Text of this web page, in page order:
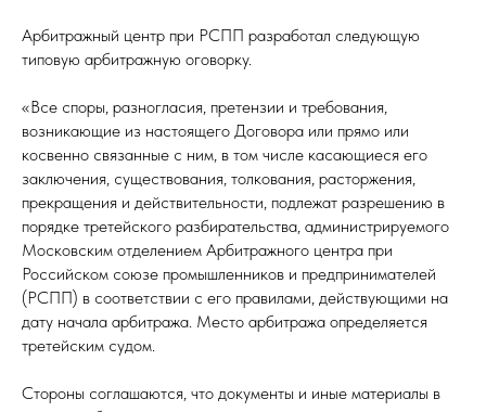
Арбитражный центр при РСПП разработал следующую
типовую арбитражную оговорку.
«Все споры, разногласия, претензии и требования,
возникающие из настоящего Договора или прямо или
косвенно связанные с ним, в том числе касающиеся его
заключения, существования, толкования, расторжения,
прекращения и действительности, подлежат разрешению в
порядке третейского разбирательства, администрируемого
Московским отделением Арбитражного центра при
Российском союзе промышленников и предпринимателей
(РСПП) в соответствии с его правилами, действующими на
дату начала арбитража. Место арбитража определяется
третейским судом.
Стороны соглашаются, что документы и иные материалы в